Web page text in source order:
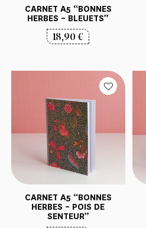
CARNET A5 “BONNES
HERBES – BLEUETS”
18,90€
CARNET A5 “BONNES
HERBES – POIS DE
SENTEUR”